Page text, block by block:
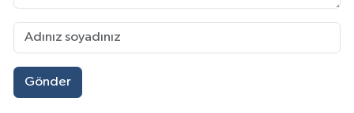
Gönder